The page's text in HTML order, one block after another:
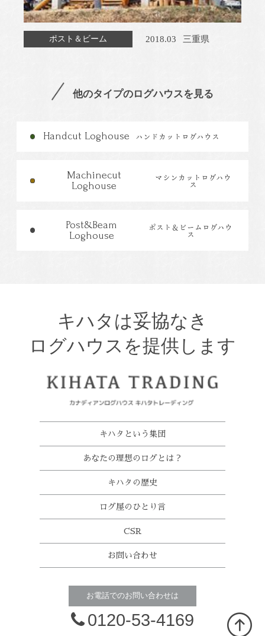
ポスト＆ビーム 2018.03 三重県
他のタイプのログハウスを見る
Handcut Loghouse ハンドカットログハウス
Machinecut
Loghouse
マシンカットログハウ
ス
Post&Beam
Loghouse
ポスト＆ビームログハウ
ス
キハタは妥協なき
ログハウスを提供します
キハタという集団
あなたの理想のログとは？
キハタの歴史
ログ屋のひとり言
CSR
お問い合わせ
お電話でのお問い合わせは
0120-53-4169